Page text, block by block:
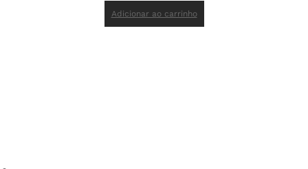
Adicionar ao carrinho